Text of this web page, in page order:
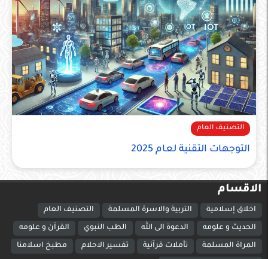
التصنيف العام
التوجهات التقنية لعام 2025
الاقسام
اخلاق إسلامية التربية والاسرة المسلمة التصنيف العام
الحديث و علومه الدعوة الى الله الطب النبوي القرآن و علومه
المراة المسلمة تأملات قرآنية تفسير الاحلام مطبخ اسلامنا